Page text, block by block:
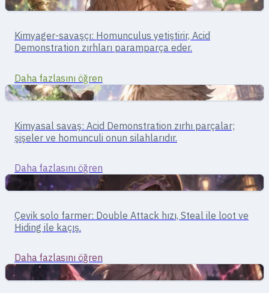
Destek
Alchemist
Kimyager-savaşçı: Homunculus yetiştirir, Acid
Demonstration zırhları paramparça eder.
Daha fazlasını öğren
Destek
Creator
Kimyasal savaş: Acid Demonstration zırhı parçalar;
şişeler ve homunculi onun silahlarıdır.
Daha fazlasını öğren
Yakın Dövüş
Thief
Çevik solo farmer: Double Attack hızı, Steal ile loot ve
Hiding ile kaçış.
Daha fazlasını öğren
Yakın Dövüş